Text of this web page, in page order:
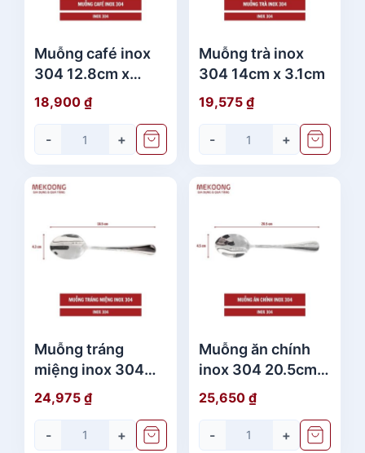
Muỗng café inox
304 12.8cm x
2.5cm
18,900 ₫
- +
Muỗng trà inox
304 14cm x 3.1cm
19,575 ₫
- +
Muỗng tráng
miệng inox 304
18.5cm x 4.3cm
24,975 ₫
- +
Muỗng ăn chính
inox 304 20.5cm x
4.5cm
25,650 ₫
- +